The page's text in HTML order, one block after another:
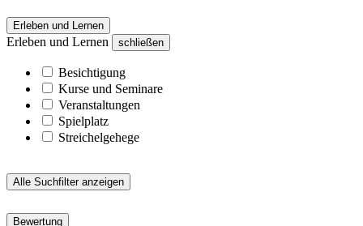
Erleben und Lernen
Erleben und Lernen schließen
Besichtigung
Kurse und Seminare
Veranstaltungen
Spielplatz
Streichelgehege
Alle Suchfilter anzeigen
Bewertung